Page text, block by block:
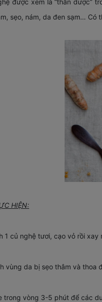
được xem là “thần dược”
sẹo, nám, da đen sạm… Có
HIỆN:
1 củ nghệ tươi, cạo vỏ rồi xay
vùng da bị sẹo thâm và thoa
trong vòng 3-5 phút để các